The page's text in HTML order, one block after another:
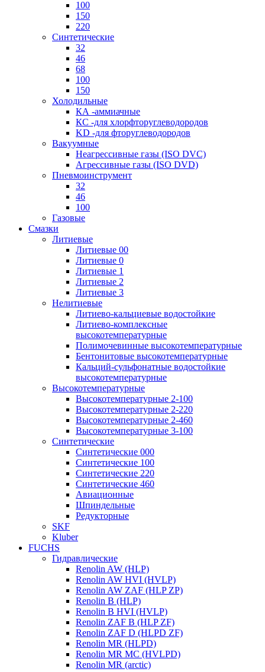
100
150
220
Синтетические
32
46
68
100
150
Холодильные
КА -аммиачные
КС -для хлорфторуглеводородов
KD -для фторуглеводородов
Вакуумные
Неагрессивные газы (ISO DVC)
Агрессивные газы (ISO DVD)
Пневмоинструмент
32
46
100
Газовые
Смазки
Литиевые
Литиевые 00
Литиевые 0
Литиевые 1
Литиевые 2
Литиевые 3
Нелитиевые
Литиево-кальциевые водостойкие
Литиево-комплексные
высокотемпературные
Полимочевинные высокотемпературные
Бентонитовые высокотемпературные
Кальций-сульфонатные водостойкие
высокотемпературные
Высокотемпературные
Высокотемпературные 2-100
Высокотемпературные 2-220
Высокотемпературные 2-460
Высокотемпературные 3-100
Синтетические
Синтетические 000
Синтетические 100
Синтетические 220
Синтетические 460
Авиационные
Шпиндельные
Редукторные
SKF
Kluber
FUCHS
Гидравлические
Renolin AW (HLP)
Renolin AW HVI (HVLP)
Renolin AW ZAF (HLP ZP)
Renolin B (HLP)
Renolin B HVI (HVLP)
Renolin ZAF B (HLP ZF)
Renolin ZAF D (HLPD ZF)
Renolin MR (HLPD)
Renolin MR MC (HVLPD)
Renolin MR (arctic)